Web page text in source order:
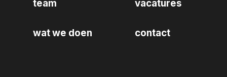
team
wat we doen
vacatures
contact